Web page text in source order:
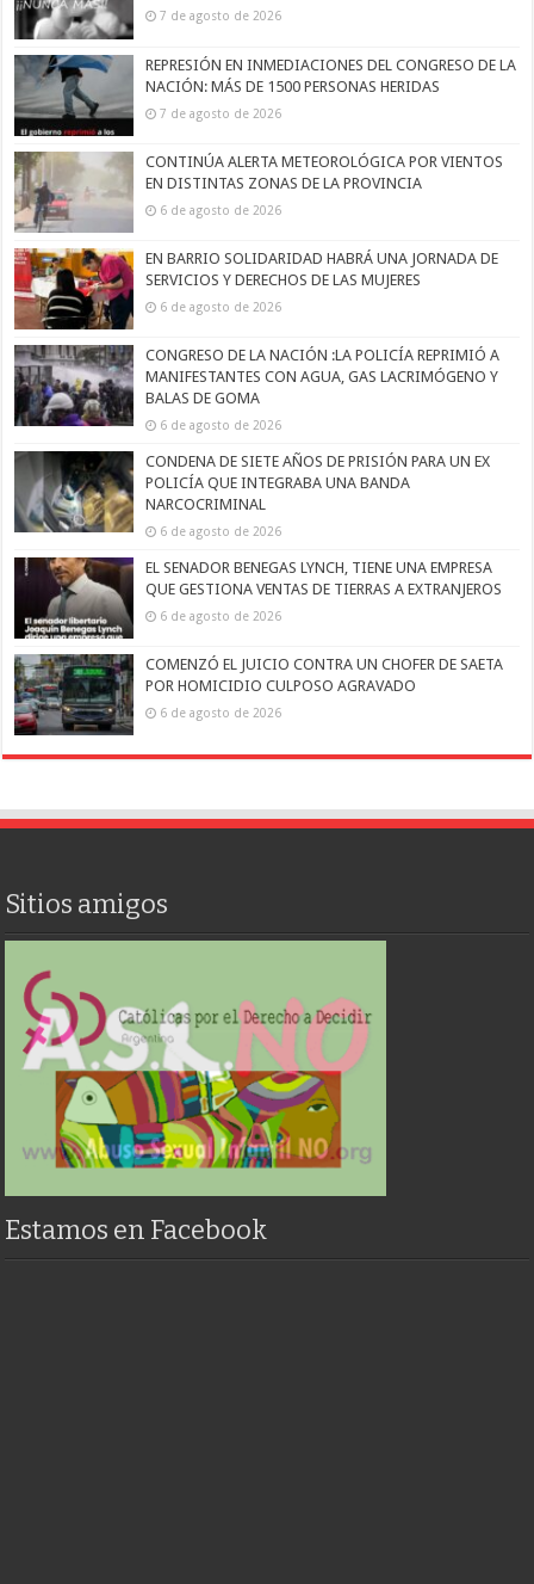
7 de agosto de 2026
REPRESIÓN EN INMEDIACIONES DEL CONGRESO DE LA
NACIÓN: MÁS DE 1500 PERSONAS HERIDAS
7 de agosto de 2026
CONTINÚA ALERTA METEOROLÓGICA POR VIENTOS
EN DISTINTAS ZONAS DE LA PROVINCIA
6 de agosto de 2026
EN BARRIO SOLIDARIDAD HABRÁ UNA JORNADA DE
SERVICIOS Y DERECHOS DE LAS MUJERES
6 de agosto de 2026
CONGRESO DE LA NACIÓN :LA POLICÍA REPRIMIÓ A
MANIFESTANTES CON AGUA, GAS LACRIMÓGENO Y
BALAS DE GOMA
6 de agosto de 2026
CONDENA DE SIETE AÑOS DE PRISIÓN PARA UN EX
POLICÍA QUE INTEGRABA UNA BANDA
NARCOCRIMINAL
6 de agosto de 2026
EL SENADOR BENEGAS LYNCH, TIENE UNA EMPRESA
QUE GESTIONA VENTAS DE TIERRAS A EXTRANJEROS
6 de agosto de 2026
COMENZÓ EL JUICIO CONTRA UN CHOFER DE SAETA
POR HOMICIDIO CULPOSO AGRAVADO
6 de agosto de 2026
Sitios amigos
Estamos en Facebook